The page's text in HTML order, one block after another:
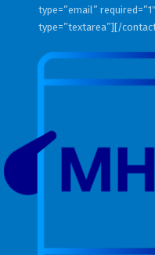
type=”email”
type=”textarea”][/